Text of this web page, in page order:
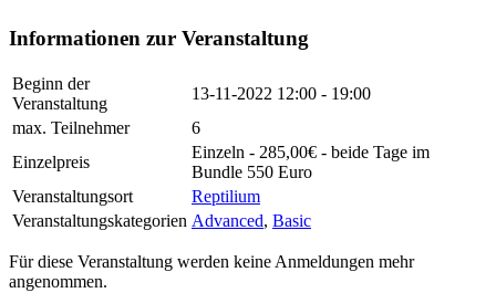
Informationen zur Veranstaltung
Beginn der
Veranstaltung
13-11-2022 12:00 - 19:00
max. Teilnehmer
6
Einzelpreis
Einzeln - 285,00€ - beide Tage im
Bundle 550 Euro
Veranstaltungsort
Reptilium
Veranstaltungskategorien Advanced, Basic
Für diese Veranstaltung werden keine Anmeldungen mehr
angenommen.